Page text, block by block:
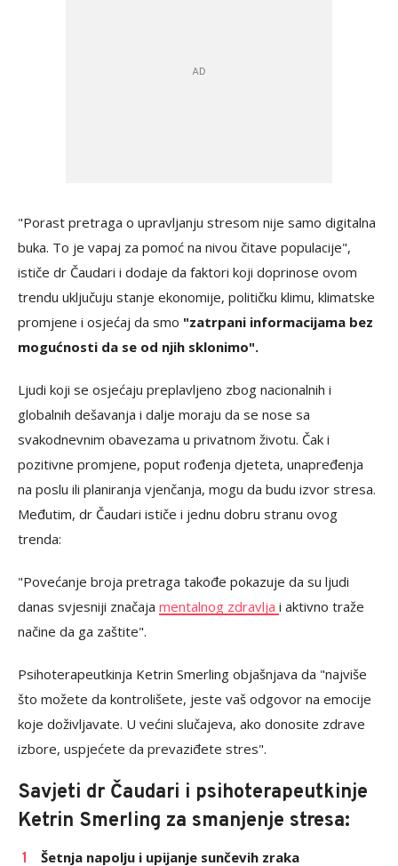
"Porast pretraga o upravljanju stresom nije samo digitalna
buka. To je vapaj za pomoć na nivou čitave populacije",
ističe dr Čaudari i dodaje da faktori koji doprinose ovom
trendu uključuju stanje ekonomije, političku klimu, klimatske
promjene i osjećaj da smo "zatrpani informacijama bez
mogućnosti da se od njih sklonimo".
Ljudi koji se osjećaju preplavljeno zbog nacionalnih i
globalnih dešavanja i dalje moraju da se nose sa
svakodnevnim obavezama u privatnom životu. Čak i
pozitivne promjene, poput rođenja djeteta, unapređenja
na poslu ili planiranja vjenčanja, mogu da budu izvor stresa.
Međutim, dr Čaudari ističe i jednu dobru stranu ovog
trenda:
"Povećanje broja pretraga takođe pokazuje da su ljudi
danas svjesniji značaja mentalnog zdravlja i aktivno traže
načine da ga zaštite".
Psihoterapeutkinja Ketrin Smerling objašnjava da "najviše
što možete da kontrolišete, jeste vaš odgovor na emocije
koje doživljavate. U većini slučajeva, ako donosite zdrave
izbore, uspjećete da prevaziđete stres".
Savjeti dr Čaudari i psihoterapeutkinje
Ketrin Smerling za smanjenje stresa:
Šetnja napolju i upijanje sunčevih zraka